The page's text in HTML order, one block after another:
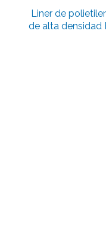
Liner de
de alta densidad